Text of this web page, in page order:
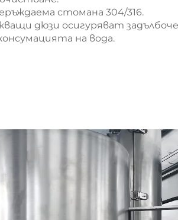
стомана 304/316.
дюзи осигуряват
на вода.